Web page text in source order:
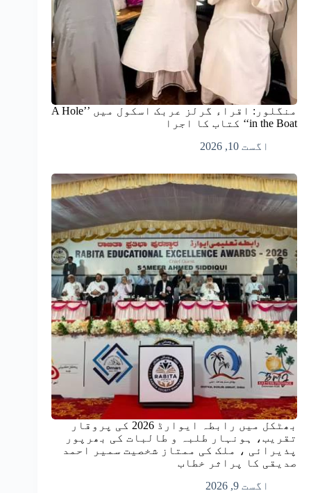
منگلور: اقراء گرلز عربک اسکول میں ’’A Hole
in the Boat‘‘ کتاب کا اجرا
اگست 10, 2026
بھٹکل میں رابطہ ایوارڈ 2026 کی پروقار
تقریب، ہونہار طلبہ و طالبات کی بھرپور
پذیرائی ، ملک کی ممتاز شخصیت سمیر احمد
صدیقی کا پراثر خطاب
اگست 9, 2026